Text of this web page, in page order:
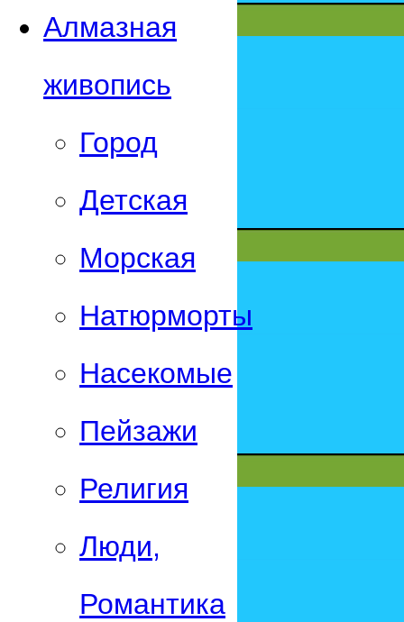
Алмазная
живопись
Город
Детская
Морская
Натюрморты
Насекомые
Пейзажи
Религия
Люди,
Романтика